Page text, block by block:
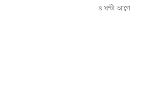
৪ ঘণ্টা আগে